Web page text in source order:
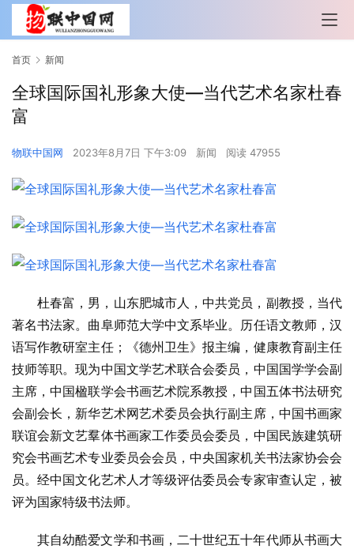
首页 新闻
全球国际国礼形象大使—当代艺术名家杜春
富
物联中国网 2023年8月7日 下午3:09 新闻 阅读 47955
杜春富，男，山东肥城市人，中共党员，副教授，当代
著名书法家。曲阜师范大学中文系毕业。历任语文教师，汉
语写作教研室主任；《德州卫生》报主编，健康教育副主任
技师等职。现为中国文学艺术联合会委员，中国国学学会副
主席，中国楹联学会书画艺术院系教授，中国五体书法研究
会副会长，新华艺术网艺术委员会执行副主席，中国书画家
联谊会新文艺羣体书画家工作委员会委员，中国民族建筑研
究会书画艺术专业委员会会员，中央国家机关书法家协会会
员。经中国文化艺术人才等级评估委员会专家审查认定，被
评为国家特级书法师。
其自幼酷爱文学和书画，二十世纪五十年代师从书画大